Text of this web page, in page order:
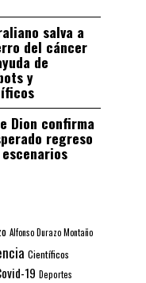
salva a
del cáncer
de
y
Dion confirma
regreso
Alfonso Durazo Montaño
Científicos
19 Deportes